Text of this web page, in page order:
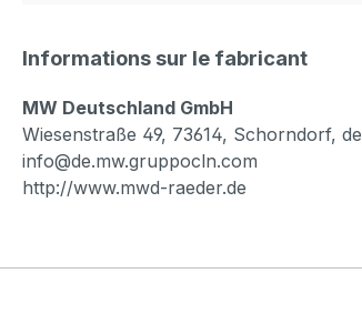
Informations sur le fabricant
MW Deutschland GmbH
Wiesenstraße 49, 73614, Schorndorf, de
info@de.mw.gruppocln.com
http://www.mwd-raeder.de